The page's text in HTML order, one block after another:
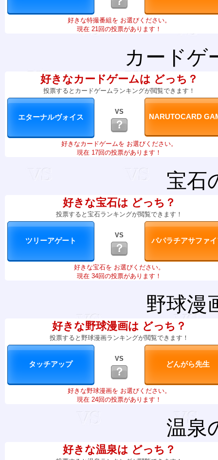
好きな特撮番組を お選びください。
現在 21回の投票があります！
カードゲ
好きなカードゲームは どっち？
投票するとカードゲームランキングが閲覧できます！
VS
？
好きなカードゲームを お選びください。
現在 17回の投票があります！
宝石
好きな宝石は どっち？
投票すると宝石ランキングが閲覧できます！
VS
？
好きな宝石を お選びください。
現在 34回の投票があります！
野球漫
好きな野球漫画は どっち？
投票すると野球漫画ランキングが閲覧できます！
VS
？
好きな野球漫画を お選びください。
現在 24回の投票があります！
温泉
好きな温泉は どっち？